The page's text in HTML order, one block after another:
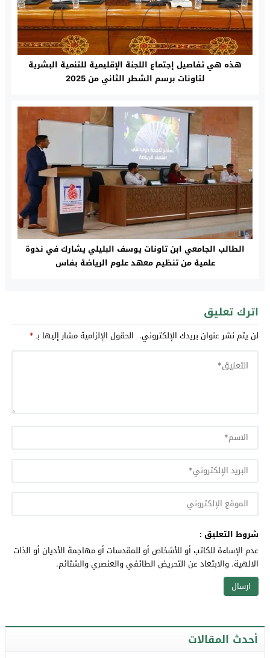
هذه هي تفاصيل إجتماع اللجنة الإقليمية للتنمية البشرية
لتاونات برسم الشطر الثاني من 2025‎
الطالب الجامعي ابن تاونات يوسف البليلي يشارك في ندوة
علمية من تنظيم معهد علوم الرياضة بفاس‎
اترك تعليق
لن يتم نشر عنوان بريدك الإلكتروني. الحقول الإلزامية مشار إليها بـ*
شروط التعليق :
عدم الإساءة للكاتب أو للأشخاص أو للمقدسات أو مهاجمة الأديان أو الذات
الالهية. والابتعاد عن التحريض الطائفي والعنصري والشتائم.
أحدث المقالات